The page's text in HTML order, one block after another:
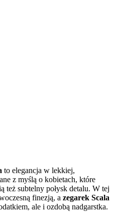
to elegancja w lekkiej,
z myślą o kobietach, które
też subtelny połysk detalu. W tej
finezją, a zegarek Scala
ale i ozdobą nadgarstka.